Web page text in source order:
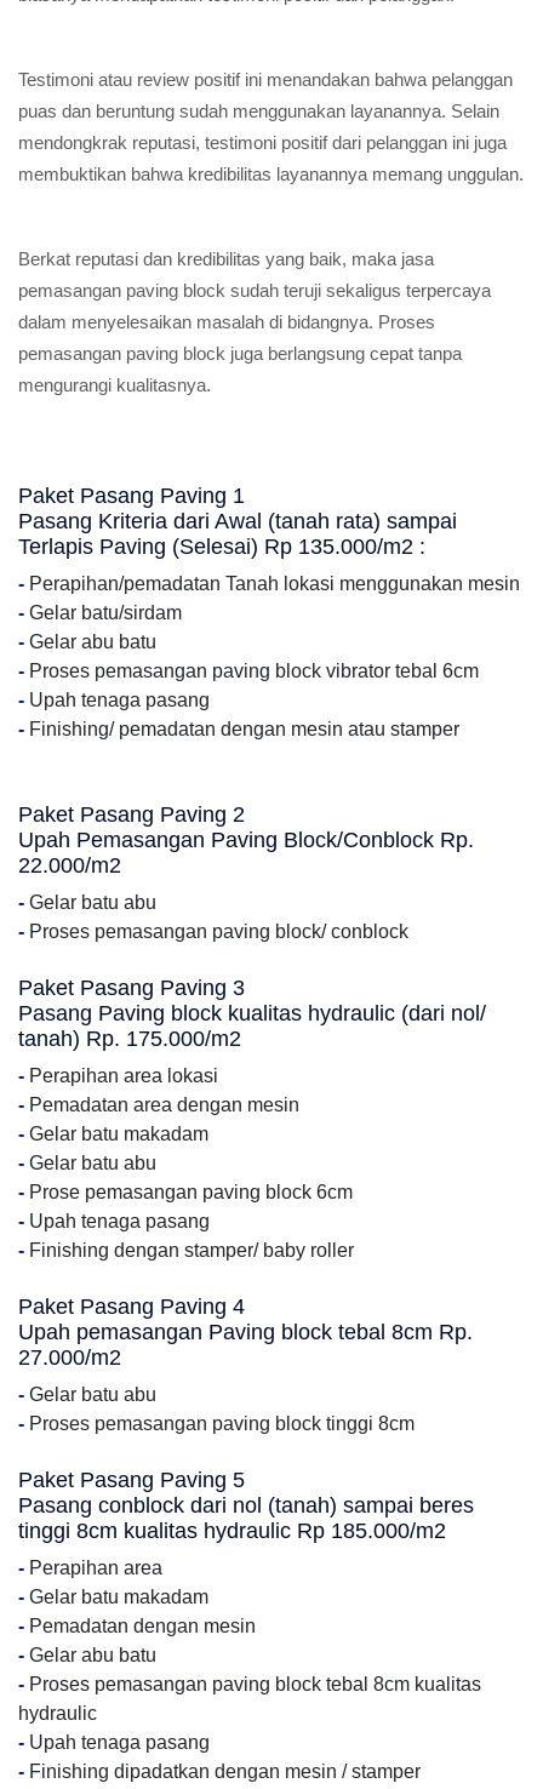
Testimoni atau review positif ini menandakan bahwa pelanggan
puas dan beruntung sudah menggunakan layanannya. Selain
mendongkrak reputasi, testimoni positif dari pelanggan ini juga
membuktikan bahwa kredibilitas layanannya memang unggulan.
Berkat reputasi dan kredibilitas yang baik, maka jasa
pemasangan paving block sudah teruji sekaligus terpercaya
dalam menyelesaikan masalah di bidangnya. Proses
pemasangan paving block juga berlangsung cepat tanpa
mengurangi kualitasnya.
Paket Pasang Paving 1
Pasang Kriteria dari Awal (tanah rata) sampai
Terlapis Paving (Selesai) Rp 135.000/m2 :
- Perapihan/pemadatan Tanah lokasi menggunakan mesin
- Gelar batu/sirdam
- Gelar abu batu
- Proses pemasangan paving block vibrator tebal 6cm
- Upah tenaga pasang
- Finishing/ pemadatan dengan mesin atau stamper
Paket Pasang Paving 2
Upah Pemasangan Paving Block/Conblock Rp.
22.000/m2
- Gelar batu abu
- Proses pemasangan paving block/ conblock
Paket Pasang Paving 3
Pasang Paving block kualitas hydraulic (dari nol/
tanah) Rp. 175.000/m2
- Perapihan area lokasi
- Pemadatan area dengan mesin
- Gelar batu makadam
- Gelar batu abu
- Prose pemasangan paving block 6cm
- Upah tenaga pasang
- Finishing dengan stamper/ baby roller
Paket Pasang Paving 4
Upah pemasangan Paving block tebal 8cm Rp.
27.000/m2
- Gelar batu abu
- Proses pemasangan paving block tinggi 8cm
Paket Pasang Paving 5
Pasang conblock dari nol (tanah) sampai beres
tinggi 8cm kualitas hydraulic Rp 185.000/m2
- Perapihan area
- Gelar batu makadam
- Pemadatan dengan mesin
- Gelar abu batu
- Proses pemasangan paving block tebal 8cm kualitas
hydraulic
- Upah tenaga pasang
- Finishing dipadatkan dengan mesin / stamper